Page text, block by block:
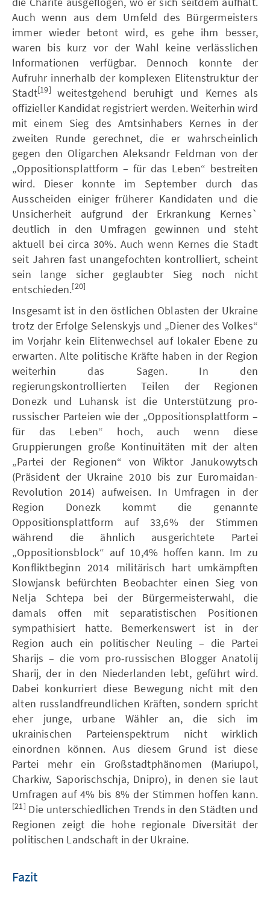
Auch wenn aus dem Umfeld des Bürgermeisters
immer wieder betont wird, es gehe ihm besser,
waren bis kurz vor der Wahl keine verlässlichen
Informationen verfügbar. Dennoch konnte der
Aufruhr innerhalb der komplexen Elitenstruktur der
Stadt[19]weitestgehend beruhigt und Kernes als
offizieller Kandidat registriert werden. Weiterhin wird
mit einem Sieg des Amtsinhabers Kernes in der
zweiten Runde gerechnet, die er wahrscheinlich
gegen den Oligarchen Aleksandr Feldman von der
„Oppositionsplattform – für das Leben“ bestreiten
wird. Dieser konnte im September durch das
Ausscheiden einiger früherer Kandidaten und die
Unsicherheit aufgrund der Erkrankung Kernes`
deutlich in den Umfragen gewinnen und steht
aktuell bei circa 30%. Auch wenn Kernes die Stadt
seit Jahren fast unangefochten kontrolliert, scheint
sein lange sicher geglaubter Sieg noch nicht
entschieden.[20]
Insgesamt ist in den östlichen Oblasten der Ukraine
trotz der Erfolge Selenskyjs und „Diener des Volkes“
im Vorjahr kein Elitenwechsel auf lokaler Ebene zu
erwarten. Alte politische Kräfte haben in der Region
weiterhin das Sagen. In den
regierungskontrollierten Teilen der Regionen
Donezk und Luhansk ist die Unterstützung pro-
russischer Parteien wie der „Oppositionsplattform –
für das Leben“ hoch, auch wenn diese
Gruppierungen große Kontinuitäten mit der alten
„Partei der Regionen“ von Wiktor Janukowytsch
(Präsident der Ukraine 2010 bis zur Euromaidan-
Revolution 2014) aufweisen. In Umfragen in der
Region Donezk kommt die genannte
Oppositionsplattform auf 33,6% der Stimmen
während die ähnlich ausgerichtete Partei
„Oppositionsblock“ auf 10,4% hoffen kann. Im zu
Konfliktbeginn 2014 militärisch hart umkämpften
Slowjansk befürchten Beobachter einen Sieg von
Nelja Schtepa bei der Bürgermeisterwahl, die
damals offen mit separatistischen Positionen
sympathisiert hatte. Bemerkenswert ist in der
Region auch ein politischer Neuling – die Partei
Sharijs – die vom pro-russischen Blogger Anatolij
Sharij, der in den Niederlanden lebt, geführt wird.
Dabei konkurriert diese Bewegung nicht mit den
alten russlandfreundlichen Kräften, sondern spricht
eher junge, urbane Wähler an, die sich im
ukrainischen Parteienspektrum nicht wirklich
einordnen können. Aus diesem Grund ist diese
Partei mehr ein Großstadtphänomen (Mariupol,
Charkiw, Saporischschja, Dnipro), in denen sie laut
Umfragen auf 4% bis 8% der Stimmen hoffen kann.
[21] Die unterschiedlichen Trends in den Städten und
Regionen zeigt die hohe regionale Diversität der
politischen Landschaft in der Ukraine.
Fazit